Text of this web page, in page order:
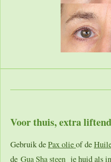
Voor thuis, extra
Gebruik dePax olieof de
de Gua Sha steen je huid als